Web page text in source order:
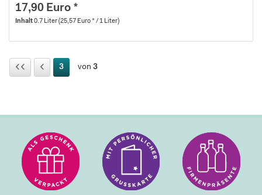
17,90 Euro *
Inhalt0.7 Liter(25,57 Euro * / 1 Liter)
3 von 3